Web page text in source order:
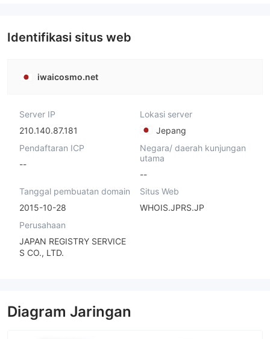
Identifikasi situs web
iwaicosmo.net
Server IP
210.140.87.181
Lokasi server
Jepang
Pendaftaran ICP
--
Negara/ daerah kunjungan
utama
--
Tanggal pembuatan domain
2015-10-28
Situs Web
WHOIS.JPRS.JP
Perusahaan
JAPAN REGISTRY SERVICE
S CO., LTD.
Diagram Jaringan